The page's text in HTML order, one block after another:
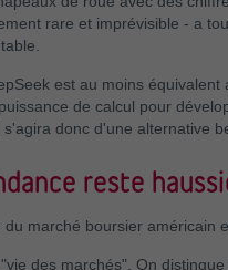
rare et imprévisible - a
est au moins
de calcul pour
donc d'une alternative
reste
marché boursier
des marchés". On